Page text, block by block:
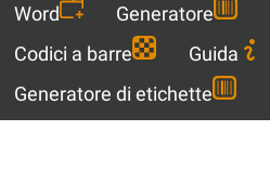
Word
Generatore
Codici a barre
Guida
Generatore di etichette